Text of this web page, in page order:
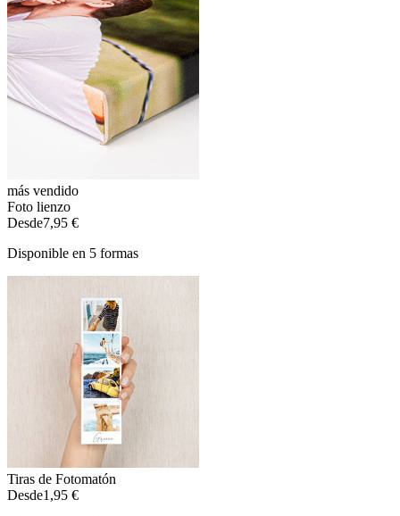
más vendido
Foto lienzo
Desde7,95 €
Disponible en 5 formas
Tiras de Fotomatón
Desde1,95 €